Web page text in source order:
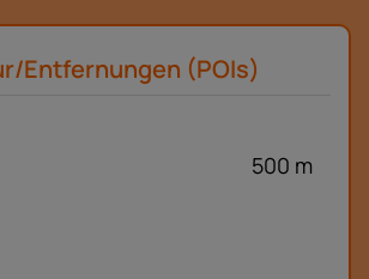
Entfernungen (POIs)
500 m